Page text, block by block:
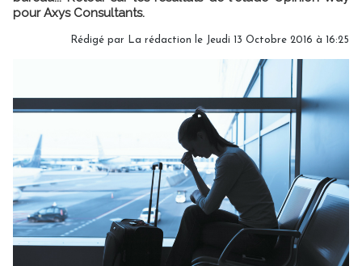
pour Axys Consultants.
Rédigé par La rédaction le Jeudi 13 Octobre 2016 à 16:25